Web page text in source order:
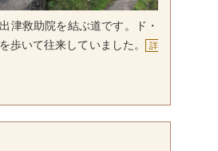
津救助院を結ぶ道です。ド・
歩いて往来していました。
詳